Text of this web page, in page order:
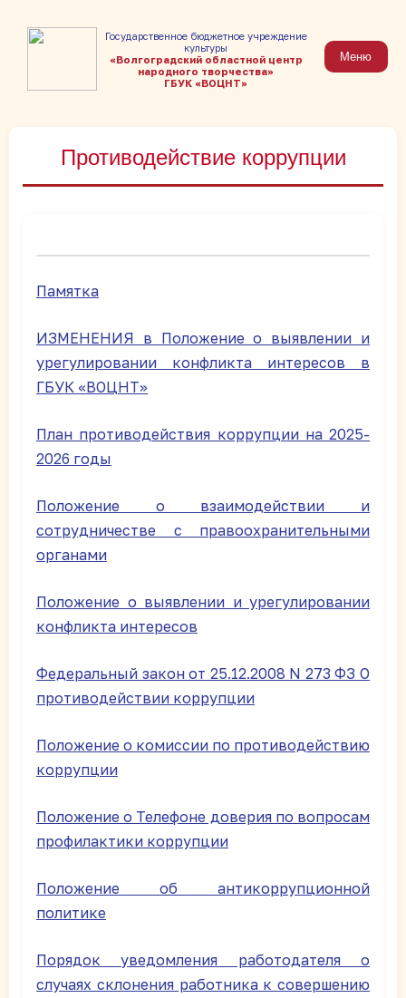
Государственное бюджетное учреждение
культуры
«Волгоградский областной центр
народного творчества»
ГБУК «ВОЦНТ»
Меню
Противодействие коррупции
Памятка
ИЗМЕНЕНИЯ в Положение о выявлении и
урегулировании конфликта интересов в
ГБУК «ВОЦНТ»
План противодействия коррупции на 2025-
2026 годы
Положение о взаимодействии и
сотрудничестве с правоохранительными
органами
Положение о выявлении и урегулировании
конфликта интересов
Федеральный закон от 25.12.2008 N 273 ФЗ О
противодействии коррупции
Положение о комиссии по противодействию
коррупции
Положение о Телефоне доверия по вопросам
профилактики коррупции
Положение об антикоррупционной
политике
Порядок уведомления работодателя о
случаях склонения работника к совершению